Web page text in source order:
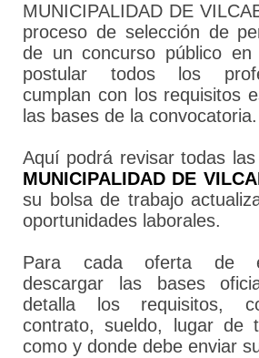
MUNICIPALIDAD DE
proceso de selección de
de un concurso público
postular todos los
cumplan con los requisitos
las bases de la convocatoria.
Aquí podrá revisar todas las
MUNICIPALIDAD DE
su bolsa de trabajo
oportunidades laborales.
Para cada oferta de
descargar las bases
detalla los requisitos,
contrato, sueldo, lugar de
como y donde debe enviar